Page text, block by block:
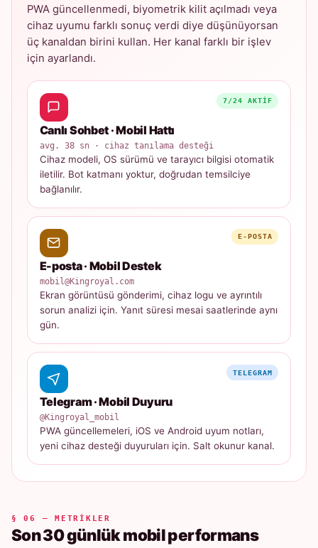
PWA güncellenmedi, biyometrik kilit açılmadı veya
cihaz uyumu farklı sonuç verdi diye düşünüyorsan
üç kanaldan birini kullan. Her kanal farklı bir işlev
için ayarlandı.
7/24 AKTIF
Canlı Sohbet · Mobil Hattı
avg. 38 sn · cihaz tanılama desteği
Cihaz modeli, OS sürümü ve tarayıcı bilgisi otomatik
iletilir. Bot katmanı yoktur, doğrudan temsilciye
bağlanılır.
E-POSTA
E-posta · Mobil Destek
mobil@Kingroyal.com
Ekran görüntüsü gönderimi, cihaz logu ve ayrıntılı
sorun analizi için. Yanıt süresi mesai saatlerinde aynı
gün.
TELEGRAM
Telegram · Mobil Duyuru
@Kingroyal_mobil
PWA güncellemeleri, iOS ve Android uyum notları,
yeni cihaz desteği duyuruları için. Salt okunur kanal.
§ 06 — METRIKLER
Son 30 günlük mobil performans